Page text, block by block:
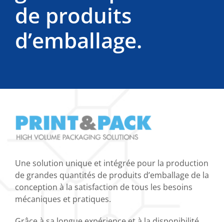
de produits
d’emballage.
Une solution unique et intégrée pour la production
de grandes quantités de produits d’emballage de la
conception à la satisfaction de tous les besoins
mécaniques et pratiques.